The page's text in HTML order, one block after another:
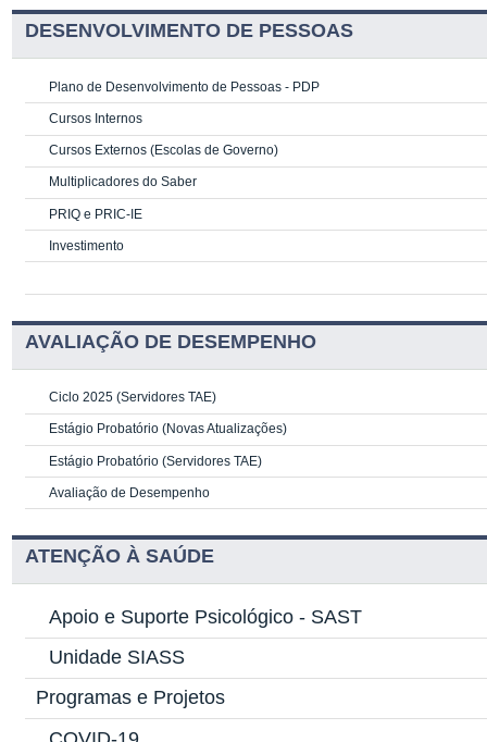
DESENVOLVIMENTO DE PESSOAS
Plano de Desenvolvimento de Pessoas - PDP
Cursos Internos
Cursos Externos (Escolas de Governo)
Multiplicadores do Saber
PRIQ e PRIC-IE
Investimento
AVALIAÇÃO DE DESEMPENHO
Ciclo 2025 (Servidores TAE)
Estágio Probatório (Novas Atualizações)
Estágio Probatório (Servidores TAE)
Avaliação de Desempenho
ATENÇÃO À SAÚDE
Apoio e Suporte Psicológico - SAST
Unidade SIASS
Programas e Projetos